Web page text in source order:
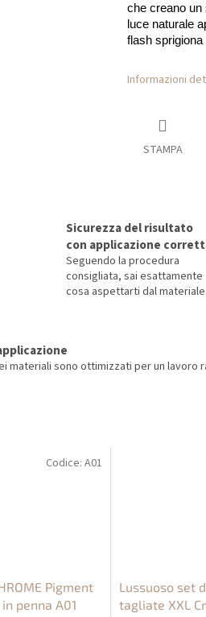
che creano un
luce naturale
flash sprigiona
Informazioni
STAMPA
Sicurezza del risultato
con applicazione
Seguendo la procedura
consigliata, sai esattamente
cosa aspettarti dal materiale.
materiali sono ottimizzati per un lavoro
Pigment
in penna A01
Codice: A01
Lussuoso set
tagliate XXL